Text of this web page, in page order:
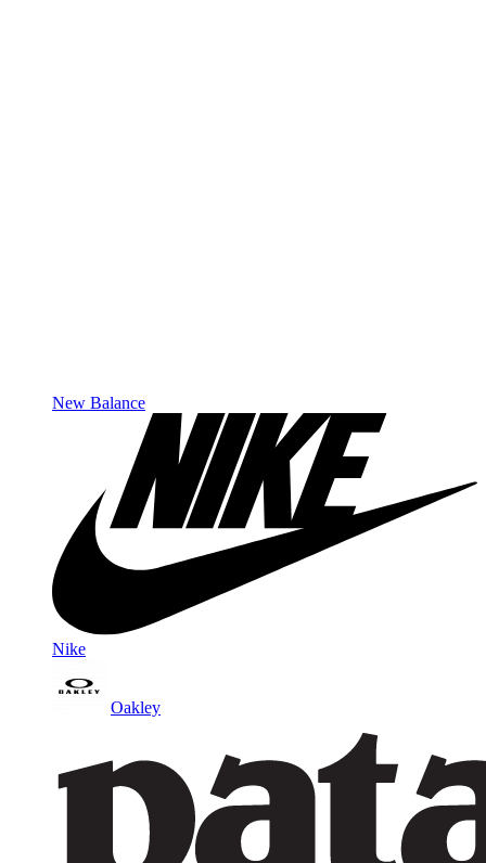
New Balance
Nike
Oakley